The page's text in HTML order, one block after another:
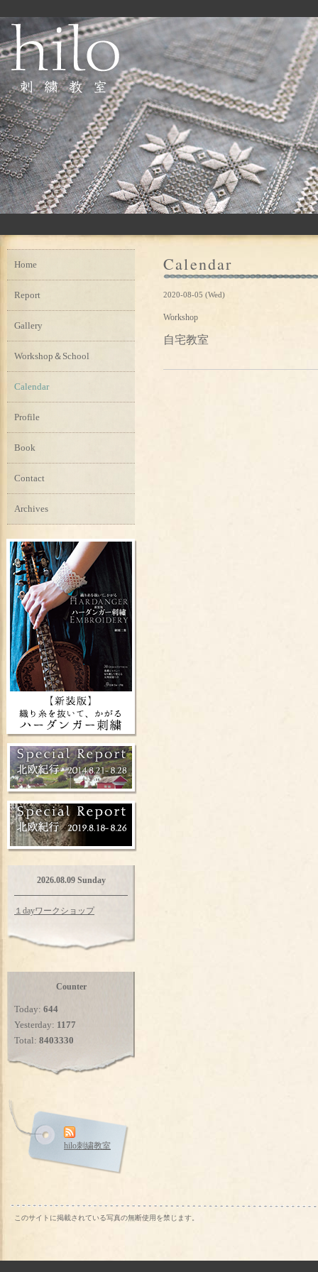
Calendar
2020-08-05 (Wed)
Workshop
自宅教室
Home
Report
Gallery
Workshop＆School
Calendar
Profile
Book
Contact
Archives
2026.08.09 Sunday
１dayワークショップ
Counter
Today: 644
Yesterday: 1177
Total: 8403330
hilo刺繍教室
このサイトに掲載されている写真の無断使用を禁じます。